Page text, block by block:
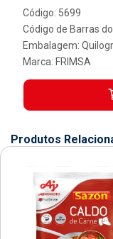
Código: 5699
Código de Barras
Embalagem:
Marca: FRIMSA
Produtos